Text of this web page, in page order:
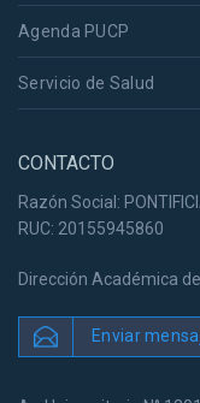
Agenda PUCP
Servicio de Salud
CONTACTO
Razón Social:
RUC: 20155945860
Dirección Académica
Enviar